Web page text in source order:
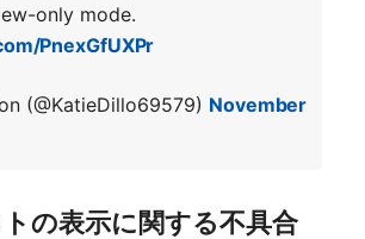
only mode.
PnexGfUXPr
(@KatieDillo69579) November
の表示に関する不具合